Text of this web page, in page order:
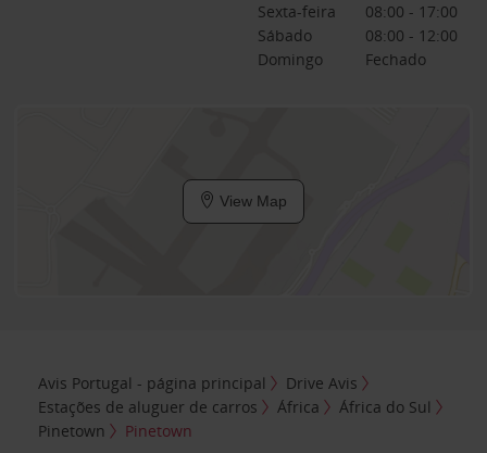
Sexta-feira
08:00 - 17:00
Sábado
08:00 - 12:00
Domingo
Fechado
View Map
Avis Portugal - página principal
Drive Avis
Estações de aluguer de carros
África
África do Sul
Pinetown
Pinetown